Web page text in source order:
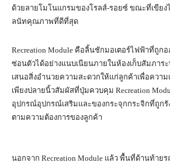
ด้วยลายโมโนแกรมของโรลส์-รอยซ์ ขณะที่เขียง
ลนัทคุณภาพที่ดีที่สุด
Recreation Module คือลิ้นชักมอเตอร์ไฟฟ้าที่ถูก
ซ่อนตัวได้อย่างแนบเนียนภายในห้องเก็บสัมภาร
เสนอสิ่งอำนวยความสะดวกให้แก่ลูกค้าเพื่อควา
เพียงปลายนิ้วสัมผัสที่ปุ่มควบคุม Recreation
อุปกรณ์อุปกรณ์เสริมและของกระจุกกระจิกที่ถูก
ตามความต้องการของลูกค้า
นอกจาก Recreation Module แล้ว พื้นที่ด้านท้าย